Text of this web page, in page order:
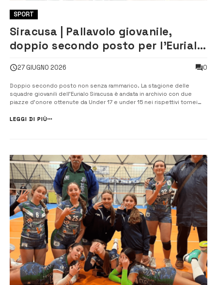
SPORT
Siracusa | Pallavolo giovanile,
doppio secondo posto per l’Eurialo
Under 17 e Under 15
27 GIUGNO 2026 0
Doppio secondo posto non senza rammarico. La stagione delle
squadre giovanili dell’Eurialo Siracusa è andata in archivio con due
piazze d’onore ottenute da Under 17 e under 15 nei rispettivi tornei
la squadra maggiore, la sconfitta 3-1 nello scontro diretto di inizio
LEGGI DI PIÙ